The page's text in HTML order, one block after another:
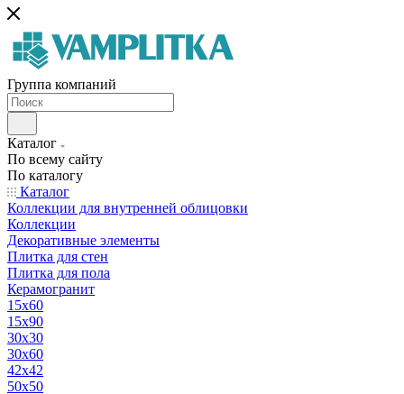
Группа компаний
Каталог
По всему сайту
По каталогу
Каталог
Коллекции для внутренней облицовки
Коллекции
Декоративные элементы
Плитка для стен
Плитка для пола
Керамогранит
15х60
15x90
30х30
30х60
42х42
50х50